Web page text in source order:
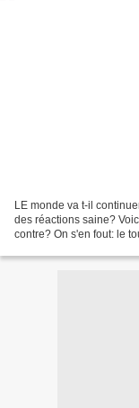
LE monde va t-il
des réactions saine?
contre? On s'en fout: le